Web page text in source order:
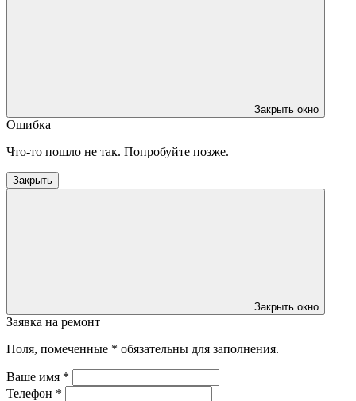
Закрыть окно
Ошибка
Что-то пошло не так. Попробуйте позже.
Закрыть
Закрыть окно
Заявка на ремонт
Поля, помеченные * обязательны для заполнения.
Ваше имя *
Телефон *